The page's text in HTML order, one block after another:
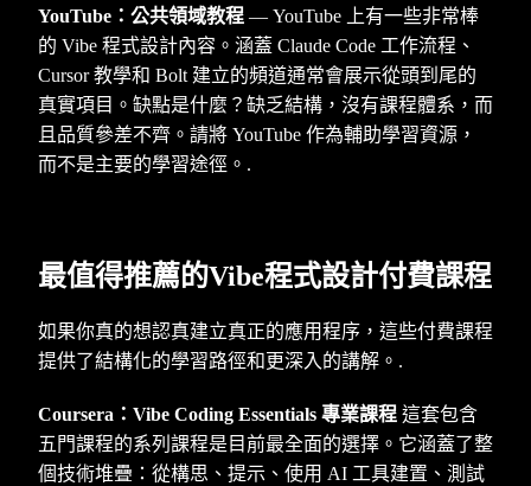
YouTube：公共領域教程 — YouTube 上有一些非常棒
的 Vibe 程式設計內容。涵蓋 Claude Code 工作流程、
Cursor 教學和 Bolt 建立的頻道通常會展示從頭到尾的
真實項目。缺點是什麼？缺乏結構，沒有課程體系，而
且品質參差不齊。請將 YouTube 作為輔助學習資源，
而不是主要的學習途徑。.
最值得推薦的Vibe程式設計付費課程
如果你真的想認真建立真正的應用程序，這些付費課程
提供了結構化的學習路徑和更深入的講解。.
Coursera：Vibe Coding Essentials 專業課程 這套包含
五門課程的系列課程是目前最全面的選擇。它涵蓋了整
個技術堆疊：從構思、提示、使用 AI 工具建置、測試